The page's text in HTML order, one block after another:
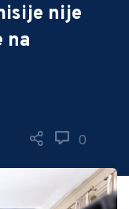
nije
na
0